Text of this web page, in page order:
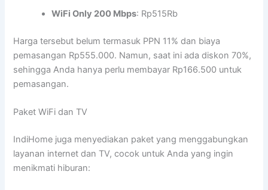
WiFi Only 200 Mbps: Rp515Rb
Harga tersebut belum termasuk PPN 11% dan biaya
pemasangan Rp555.000. Namun, saat ini ada diskon 70%,
sehingga Anda hanya perlu membayar Rp166.500 untuk
pemasangan.
Paket WiFi dan TV
IndiHome juga menyediakan paket yang menggabungkan
layanan internet dan TV, cocok untuk Anda yang ingin
menikmati hiburan: